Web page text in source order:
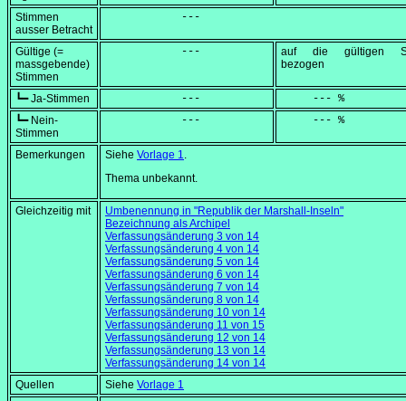
Stimmen
ausser Betracht
            ---
Gültige (=
massgebende)
Stimmen
            ---
auf die gültigen
bezogen
┗━ Ja-Stimmen
            ---
     --- %
┗━ Nein-
Stimmen
            ---
     --- %
Bemerkungen Siehe Vorlage 1.
Thema unbekannt.
Gleichzeitig mit
Umbenennung in "Republik der Marshall-Inseln"
Bezeichnung als Archipel
Verfassungsänderung 3 von 14
Verfassungsänderung 4 von 14
Verfassungsänderung 5 von 14
Verfassungsänderung 6 von 14
Verfassungsänderung 7 von 14
Verfassungsänderung 8 von 14
Verfassungsänderung 10 von 14
Verfassungsänderung 11 von 15
Verfassungsänderung 12 von 14
Verfassungsänderung 13 von 14
Verfassungsänderung 14 von 14
Quellen
Siehe Vorlage 1